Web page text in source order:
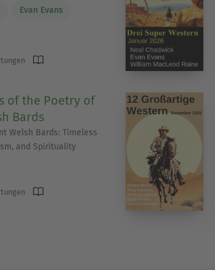
Evan Evans
of the Poetry of
Bards
Welsh Bards: Timeless
and Spirituality